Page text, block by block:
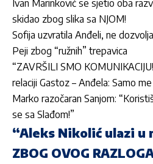
Ivan Marinković se sjetio oba
skidao zbog slika sa NJOM!
Sofija uzvratila Anđeli, ne
Peji zbog “ružnih” trepavica
“ZAVRŠILI SMO
relaciji Gastoz – Anđela: Samo
Marko razočaran Sanjom:
se sa Slađom!”
“Aleks Nikolić ulazi
ZBOG OVOG